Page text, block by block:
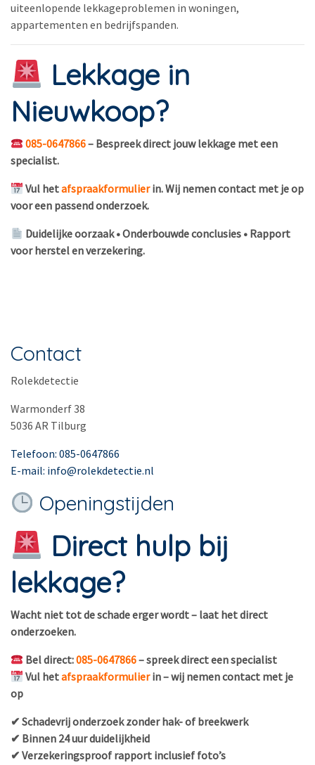
uiteenlopende lekkageproblemen in woningen,
appartementen en bedrijfspanden.
Lekkage in
Nieuwkoop?
085-0647866– Bespreek direct jouw lekkage met een
specialist.
Vul hetafspraakformulierin. Wij nemen contact met je op
voor een passend onderzoek.
Duidelijke oorzaak • Onderbouwde conclusies • Rapport
voor herstel en verzekering.
Contact
Rolekdetectie
Warmonderf 38
5036 AR Tilburg
Telefoon: 085-0647866
E-mail: info@rolekdetectie.nl
Openingstijden
Direct hulp bij
lekkage?
Wacht niet tot de schade erger wordt – laat het direct
onderzoeken.
Bel direct:085-0647866– spreek direct een specialist
Vul hetafspraakformulierin – wij nemen contact met je
op
✔ Schadevrij onderzoek zonder hak- of breekwerk
✔ Binnen 24 uur duidelijkheid
✔ Verzekeringsproof rapport inclusief foto’s